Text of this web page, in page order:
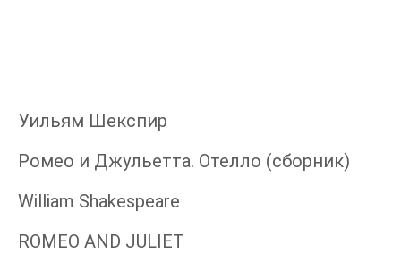
Уильям Шекспир
Ромео и Джульетта. Отелло (сборник)
William Shakespeare
ROMEO AND JULIET